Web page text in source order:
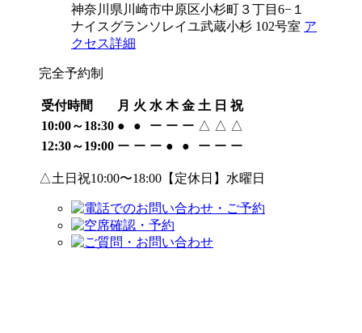
神奈川県川崎市中原区小杉町３丁目6−１
ナイスグランソレイユ武蔵小杉 102号室 ア
クセス詳細
完全予約制
受付時間 月 火 水 木 金 土 日 祝
10:00～18:30 ● ● ー ー ー △ △ △
12:30～19:00 ー ー ー ● ● ー ー ー
△土日祝10:00〜18:00【定休日】水曜日